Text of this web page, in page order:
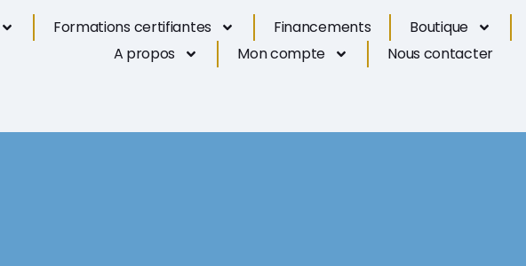
Formations certifiantes Financements
Boutique
A propos
Mon compte Nous contacter